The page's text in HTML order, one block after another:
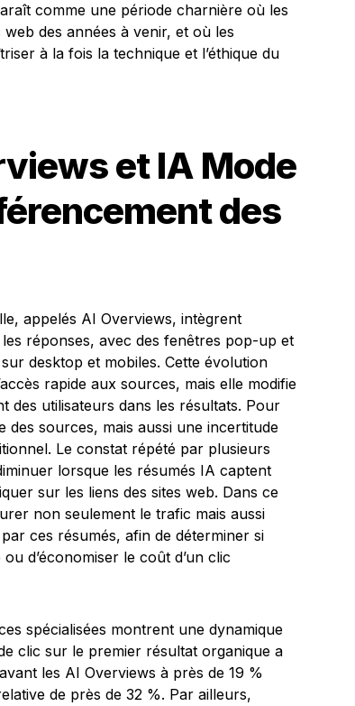
comme une période charnière où les
des années à venir, et où les
à la fois la technique et l’éthique du
et IA Mode
des
appelés AI Overviews, intègrent
réponses, avec des fenêtres pop-up et
desktop et mobiles. Cette évolution
rapide aux sources, mais elle modifie
des utilisateurs dans les résultats. Pour
des sources, mais aussi une incertitude
Le constat répété par plusieurs
lorsque les résumés IA captent
sur les liens des sites web. Dans ce
non seulement le trafic mais aussi
ces résumés, afin de déterminer si
d’économiser le coût d’un clic
spécialisées montrent une dynamique
clic sur le premier résultat organique a
les AI Overviews à près de 19 %
de près de 32 %. Par ailleurs,